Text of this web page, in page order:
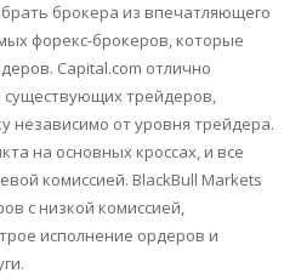
брокера из впечатляющего
форекс-брокеров, которые
Capital.com отлично
трейдеров,
независимо от уровня трейдера.
на основных кроссах, и все
комиссией. BlackBull Markets
с низкой комиссией,
исполнение ордеров и